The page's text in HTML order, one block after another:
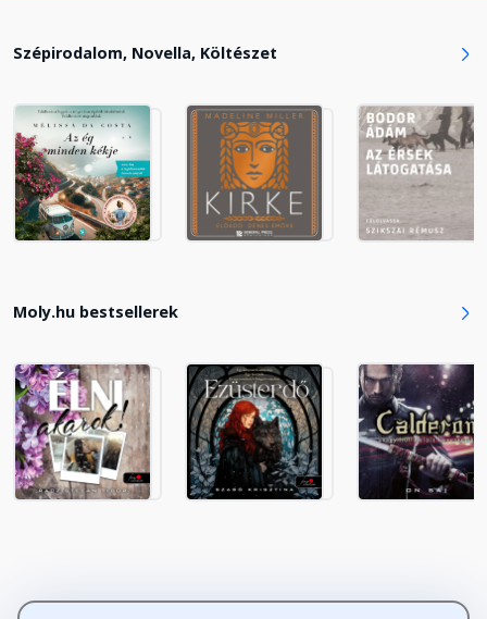
2015. szeptember 20., vasárnap–
2015. szeptember 27., vasárnap
Fejezet hossza: 00:28:42
2015. szeptember 28., hétfő–2015.
október 6., kedd
Fejezet hossza: 00:24:30
2015. október 15., csütörtök–2015.
október 29., csütörtök
Fejezet hossza: 00:17:33
Fejezet hossza: 00:19:19
Szépirodalom, Novella, Költészet
Moly.hu bestsellerek